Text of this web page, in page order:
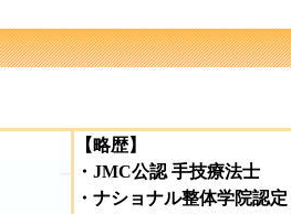
【略歴】
・JMC公認 手技療法士
・ナショナル整体学院認